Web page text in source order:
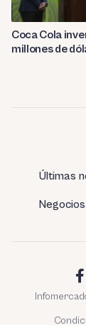
Coca Cola
millones de
Últimas
Negocios